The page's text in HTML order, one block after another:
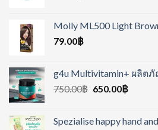
Molly ML500 Light
79.00฿
g4u Multivitamin+ ผลิต
750.00฿ 650.00฿
Spezialise happy hand